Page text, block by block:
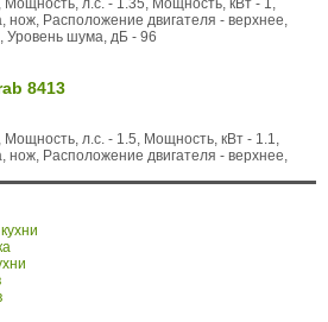
л.с. - 1.35, Мощность, кВт - 1,
нож, Расположение двигателя - верхнее,
Уровень шума, дБ - 96
8413
л.с. - 1.5, Мощность, кВт - 1.1,
нож, Расположение двигателя - верхнее,